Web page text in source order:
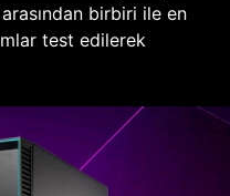
birbiri ile en
test edilerek